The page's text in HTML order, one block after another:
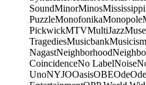
SoundMinorMinosMississippi
PuzzleMonofonikaMonopole
PickwickMTVMultiJazzMuse
TragediesMusicbank
NagastNeighborhood
CoincidenceNo LabelNoise
UnoNYJOOasisOBEOde